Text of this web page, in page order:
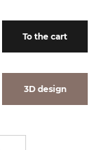
To the cart
3D design